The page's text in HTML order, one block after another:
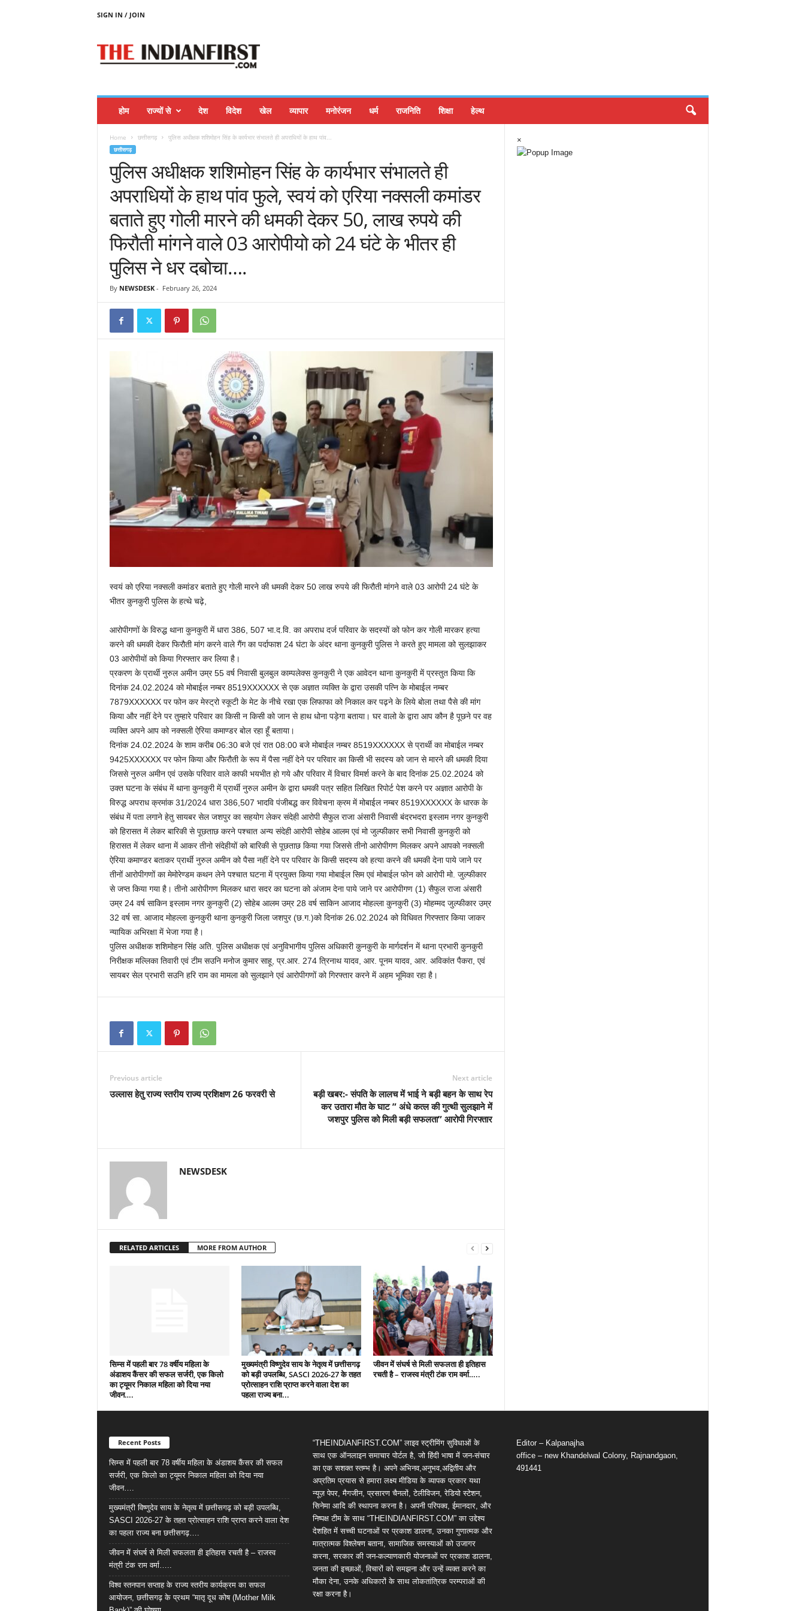
SIGN IN / JOIN
होम राज्यों से देश विदेश खेल व्यापार मनोरंजन धर्म राजनिति शिक्षा हेल्थ
Home छत्तीसगढ़ पुलिस अधीक्षक शशिमोहन सिंह के कार्यभार संभालते ही अपराधियों के हाथ पांव...
छत्तीसगढ़
पुलिस अधीक्षक शशिमोहन सिंह के कार्यभार संभालते ही
अपराधियों के हाथ पांव फुले, स्वयं को एरिया नक्सली कमांडर
बताते हुए गोली मारने की धमकी देकर 50, लाख रुपये की
फिरौती मांगने वाले 03 आरोपीयो को 24 घंटे के भीतर ही
पुलिस ने धर दबोचा….
By NEWSDESK- February 26, 2024
स्वयं को एरिया नक्सली कमांडर बताते हुए गोली मारने की धमकी देकर 50 लाख रुपये की फिरौती मांगने वाले 03 आरोपी 24 घंटे के
भीतर कुनकुरी पुलिस के हत्थे चढ़े,
आरोपीगणों के विरुद्ध थाना कुनकुरी में धारा 386, 507 भा.द.वि. का अपराध दर्ज परिवार के सदस्यों को फोन कर गोली मारकर हत्या
करने की धमकी देकर फिरौती मांग करने वाले गैंग का पर्दाफाश 24 घंटा के अंदर थाना कुनकुरी पुलिस ने करते हुए मामला को सुलझाकर
03 आरोपीयों को किया गिरफ्तार कर लिया है।
प्रकरण के प्रार्थी नुरुल अमीन उम्र 55 वर्ष निवासी बुलबुल काम्पलेक्स कुनकुरी ने एक आवेदन थाना कुनकुरी में प्रस्तुत किया कि
दिनांक 24.02.2024 को मोबाईल नम्बर 8519XXXXXX से एक अज्ञात व्यक्ति के द्वारा उसकी पत्नि के मोबाईल नम्बर
7879XXXXXX पर फोन कर मेस्ट्रो स्कूटी के मेट के नीचे रखा एक लिफाफा को निकाल कर पढ़ने के लिये बोला तथा पैसे की मांग
किया और नहीं देने पर तुम्हारे परिवार का किसी न किसी को जान से हाथ धोना पड़ेगा बताया। घर वालो के द्वारा आप कौन है पूछने पर वह
व्यक्ति अपने आप को नक्सली ऐरिया कमाण्डर बोल रहा हूँ बताया।
दिनांक 24.02.2024 के शाम करीब 06:30 बजे एवं रात 08:00 बजे मोबाईल नम्बर 8519XXXXXX से प्रार्थी का मोबाईल नम्बर
9425XXXXXX पर फोन किया और फिरौती के रूप में पैसा नहीं देने पर परिवार का किसी भी सदस्य को जान से मारने की धमकी दिया
जिससे नुरुल अमीन एवं उसके परिवार वाले काफी भयभीत हो गये और परिवार में विचार विमर्श करने के बाद दिनांक 25.02.2024 को
उक्त घटना के संबंध में थाना कुनकुरी में प्रार्थी नुरुल अमीन के द्वारा धमकी पत्र सहित लिखित रिपोर्ट पेश करने पर अज्ञात आरोपी के
विरुद्ध अपराध क्रमांक 31/2024 धारा 386,507 भादवि पंजीबद्ध कर विवेचना क्रम में मोबाईल नम्बर 8519XXXXXX के धारक के
संबंध में पता लगाने हेतु सायबर सेल जशपुर का सहयोग लेकर संदेही आरोपी सैफुल राजा अंसारी निवासी बंदरभदरा इस्लाम नगर कुनकुरी
को हिरासत में लेकर बारिकी से पूछताछ करने पश्चात अन्य संदेही आरोपी सोहेब आलम एवं मो जुल्फीकार सभी निवासी कुनकुरी को
हिरासत में लेकर थाना में आकर तीनो संदेहीयों को बारिकी से पूछताछ किया गया जिससे तीनो आरोपीगण मिलकर अपने आपको नक्सली
ऐरिया कमाण्डर बताकर प्रार्थी नुरुल अमीन को पैसा नहीं देने पर परिवार के किसी सदस्य को हत्या करने की धमकी देना पाये जाने पर
तीनों आरोपीगणों का मेमोरेण्डम कथन लेने पश्चात घटना में प्रयुक्त किया गया मोबाईल सिम एवं मोबाईल फोन को आरोपी मो. जुल्फीकार
से जप्त किया गया है। तीनो आरोपीगण मिलकर धारा सदर का घटना को अंजाम देना पाये जाने पर आरोपीगण (1) सैफुल राजा अंसारी
उम्र 24 वर्ष साकिन इस्लाम नगर कुनकुरी (2) सोहेब आलम उम्र 28 वर्ष साकिन आजाद मोहल्ला कुनकुरी (3) मोहम्मद जुल्फीकार उम्र
32 वर्ष सा. आजाद मोहल्ला कुनकुरी थाना कुनकुरी जिला जशपुर (छ.ग.)को दिनांक 26.02.2024 को विधिवत गिरफ्तार किया जाकर
न्यायिक अभिरक्षा में भेजा गया है।
पुलिस अधीक्षक शशिमोहन सिंह अति. पुलिस अधीक्षक एवं अनुविभागीय पुलिस अधिकारी कुनकुरी के मार्गदर्शन में थाना प्रभारी कुनकुरी
निरीक्षक मल्लिका तिवारी एवं टीम सउनि मनोज कुमार साहू, प्र.आर. 274 त्रिनाथ यादव, आर. पूनम यादव, आर. अविकांत पैकरा, एवं
सायबर सेल प्रभारी सउनि हरि राम का मामला को सुलझाने एवं आरोपीगणों को गिरफ्तार करने में अहम भूमिका रहा है।
Previous article
उल्लास हेतु राज्य स्तरीय राज्य प्रशिक्षण 26 फरवरी से
Next article
बड़ी खबर:- संपति के लालच में भाई ने बड़ी बहन के साथ रेप
कर उतारा मौत के घाट ” अंधे कत्ल की गुत्थी सुलझाने में
जशपुर पुलिस को मिली बड़ी सफलता” आरोपी गिरफ्तार
NEWSDESK
RELATED ARTICLES MORE FROM AUTHOR
सिम्स में पहली बार 78 वर्षीय महिला के
अंडाशय कैंसर की सफल सर्जरी, एक किलो
का ट्यूमर निकाल महिला को दिया नया
जीवन….
मुख्यमंत्री विष्णुदेव साय के नेतृत्व में छत्तीसगढ़
को बड़ी उपलब्धि, SASCI 2026-27 के तहत
प्रोत्साहन राशि प्राप्त करने वाला देश का
पहला राज्य बना...
जीवन में संघर्ष से मिली सफलता ही इतिहास
रचती है – राजस्व मंत्री टंक राम वर्मा…..
×
Recent Posts
सिम्स में पहली बार 78 वर्षीय महिला के अंडाशय कैंसर की सफल
सर्जरी, एक किलो का ट्यूमर निकाल महिला को दिया नया
जीवन….
मुख्यमंत्री विष्णुदेव साय के नेतृत्व में छत्तीसगढ़ को बड़ी उपलब्धि,
SASCI 2026-27 के तहत प्रोत्साहन राशि प्राप्त करने वाला देश
का पहला राज्य बना छत्तीसगढ़….
जीवन में संघर्ष से मिली सफलता ही इतिहास रचती है – राजस्व
मंत्री टंक राम वर्मा…..
विश्व स्तनपान सप्ताह के राज्य स्तरीय कार्यक्रम का सफल
आयोजन, छत्तीसगढ़ के प्रथम “मातृ दूध कोष (Mother Milk
“THEINDIANFIRST.COM” लाइव स्ट्रीमिंग सुविधाओं के
साथ एक ऑनलाइन समाचार पोर्टल है, जो हिंदी भाषा में जन-संचार
का एक सशक्त स्तम्भ है। अपने अभिनव,अनुभव,अद्वितीय और
अप्रतिम प्रयास से हमारा लक्ष्य मीडिया के व्यापक प्रकार यथा
न्यूज़ पेपर, मैगजीन, प्रसारण चैनलों, टेलीविजन, रेडियो स्टेशन,
सिनेमा आदि की स्थापना करना है। अपनी परिपक्व, ईमानदार, और
निष्पक्ष टीम के साथ “THEINDIANFIRST.COM” का उद्देश्य
देशहित में सच्ची घटनाओं पर प्रकाश डालना, उनका गुणात्मक और
मात्रात्मक विश्लेषण बताना, सामाजिक समस्याओं को उजागर
करना, सरकार की जन-कल्याणकारी योजनाओं पर प्रकाश डालना,
जनता की इच्छाओं, विचारों को समझना और उन्हें व्यक्त करने का
मौका देना, उनके अधिकारों के साथ लोकतांत्रिक परम्पराओं की
रक्षा करना है।
Editor – Kalpanajha
office – new Khandelwal Colony, Rajnandgaon,
491441